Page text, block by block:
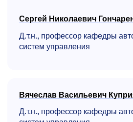
Сергей Николаевич
Д.т.н., профессор кафедры
систем управления
Вячеслав Васильевич
Д.т.н., профессор кафедры